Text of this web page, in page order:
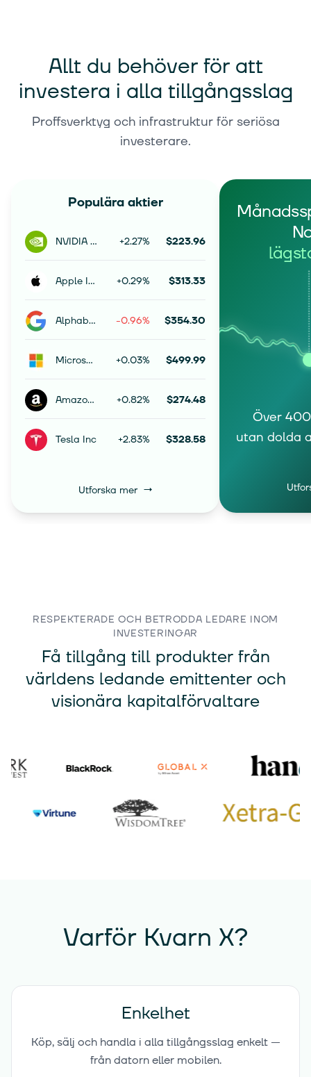
Allt du behöver för att
investera i alla tillgångsslag
Proffsverktyg och infrastruktur för seriösa
investerare.
Populära aktier
NVIDIA Corporation +2.27% $223.96
Apple Inc. +0.29% $313.33
Alphabet Inc Class A -0.96% $354.30
Microsoft Corporation +0.03% $499.99
Amazon.com Inc +0.82% $274.48
Tesla Inc +2.83% $328.58
Utforska mer →
Över
utan dolda
RESPEKTERADE OCH BETRODDA LEDARE INOM
INVESTERINGAR
Få tillgång till produkter från
världens ledande emittenter och
visionära kapitalförvaltare
Varför Kvarn X?
Enkelhet
Köp, sälj och handla i alla tillgångsslag enkelt —
från datorn eller mobilen.